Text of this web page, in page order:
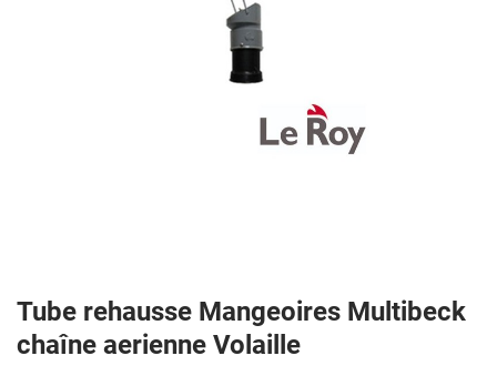
Tube rehausse Mangeoires Multibeck
chaîne aerienne Volaille